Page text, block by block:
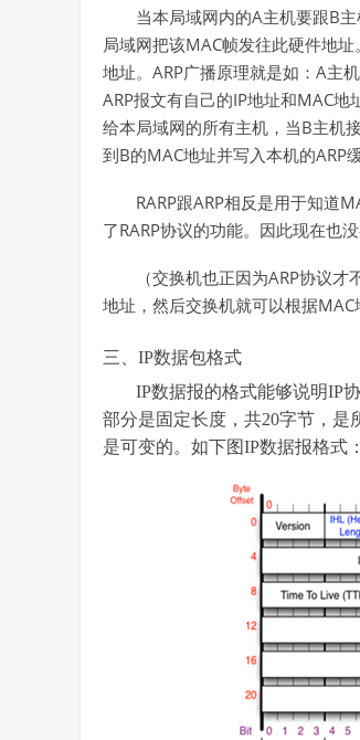
当本局域网内的A主机要跟B
局域网把该MAC帧发往此硬件地
地址。ARP广播原理就是如：A主
ARP报文有自己的IP地址和MAC地
给本局域网的所有主机，当B主机
到B的MAC地址并写入本机的ARP
RARP跟ARP相反是用于知道
了RARP协议的功能。因此现在也
（交换机也正因为ARP协议
地址，然后交换机就可以根据MAC
三、IP数据包格式
IP数据报的格式能够说明IP
部分是固定长度，共20字节，是
是可变的。如下图IP数据报格式：